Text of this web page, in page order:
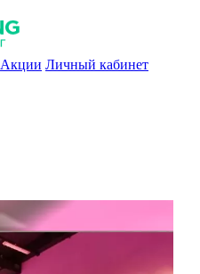
Акции Личный кабинет